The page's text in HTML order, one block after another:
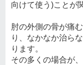
向けて使う)ことが
肘の外側の骨が痛
り、なかなか治ら
ります。
その多くの場合が